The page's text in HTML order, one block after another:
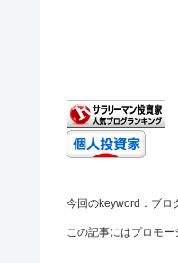
今回のkeyword：ブロ
この記事にはプロモー